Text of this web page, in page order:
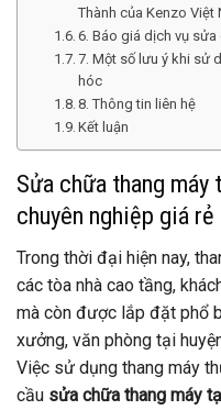
Thành của Kenzo Việt
6. Báo giá dịch vụ sửa
7. Một số lưu ý khi sử
hóc
8. Thông tin liên hệ
Kết luận
Sửa chữa thang máy
chuyên nghiệp giá rẻ
Trong thời đại hiện nay,
các tòa nhà cao tầng,
mà còn được lắp đặt phổ
xưởng, văn phòng tại
Việc sử dụng thang máy
cầu sửa chữa thang máy